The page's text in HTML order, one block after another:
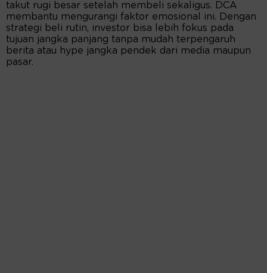
takut rugi besar setelah membeli sekaligus. DCA
membantu mengurangi faktor emosional ini. Dengan
strategi beli rutin, investor bisa lebih fokus pada
tujuan jangka panjang tanpa mudah terpengaruh
berita atau hype jangka pendek dari media maupun
pasar.